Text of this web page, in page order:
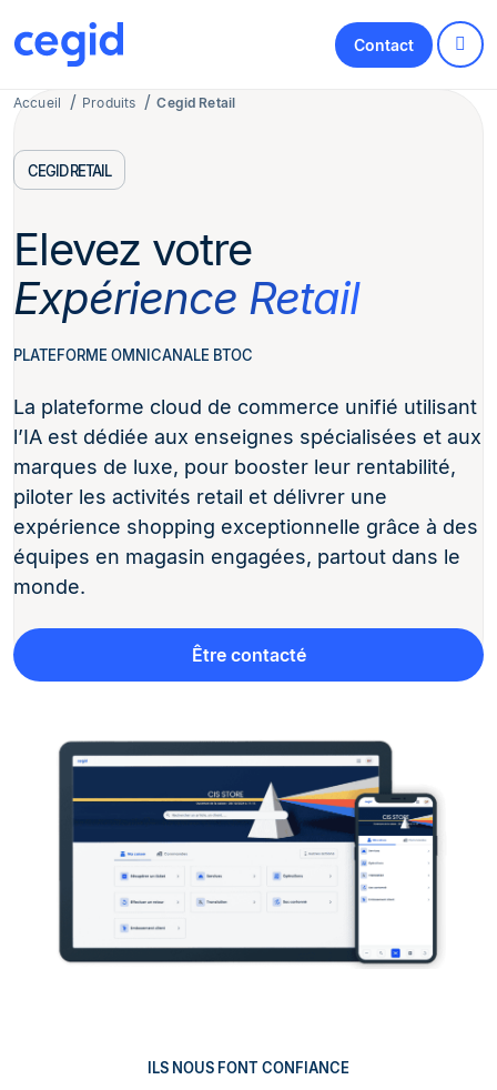
Contact
Accueil Produits Cegid Retail
CEGID RETAIL
Elevez votre
Expérience Retail
PLATEFORME OMNICANALE BTOC
La plateforme cloud de commerce unifié utilisant
l’IA est dédiée aux enseignes spécialisées et aux
marques de luxe, pour booster leur rentabilité,
piloter les activités retail et délivrer une
expérience shopping exceptionnelle grâce à des
équipes en magasin engagées, partout dans le
monde.
Être contacté
ILS NOUS FONT CONFIANCE